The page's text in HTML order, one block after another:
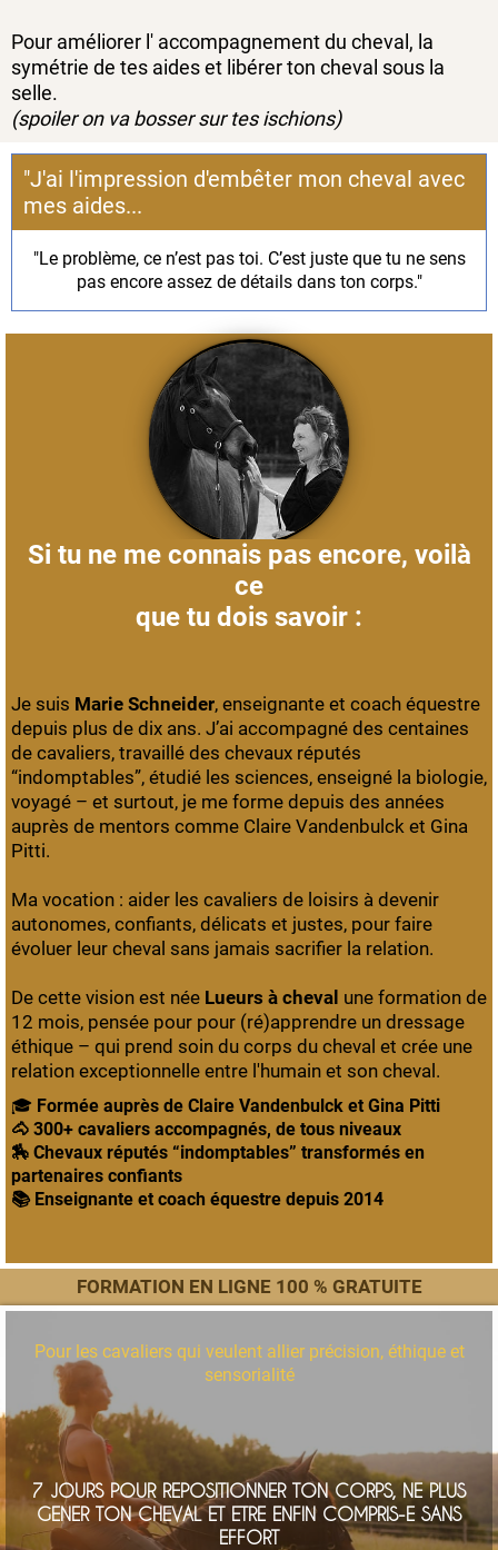
Pour améliorer l' accompagnement du cheval, la
symétrie de tes aides et libérer ton cheval sous la
selle.
(spoiler on va bosser sur tes ischions)
"J'ai l'impression d'embêter mon cheval avec
mes aides...
"Le problème, ce n’est pas toi. C’est juste que tu ne sens
pas encore assez de détails dans ton corps."
Si tu ne me connais pas encore, voilà
ce
que tu dois savoir :
Je suis Marie Schneider, enseignante et coach équestre
depuis plus de dix ans. J’ai accompagné des centaines
de cavaliers, travaillé des chevaux réputés
“indomptables”, étudié les sciences, enseigné la biologie,
voyagé – et surtout, je me forme depuis des années
auprès de mentors comme Claire Vandenbulck et Gina
Pitti.
Ma vocation : aider les cavaliers de loisirs à devenir
autonomes, confiants, délicats et justes, pour faire
évoluer leur cheval sans jamais sacrifier la relation.
De cette vision est née Lueurs à cheval une formation de
12 mois, pensée pour pour (ré)apprendre un dressage
éthique – qui prend soin du corps du cheval et crée une
relation exceptionnelle entre l'humain et son cheval.
🎓 Formée auprès de Claire Vandenbulck et Gina Pitti
🐴 300+ cavaliers accompagnés, de tous niveaux
🏇 Chevaux réputés “indomptables” transformés en
partenaires confiants
📚 Enseignante et coach équestre depuis 2014
FORMATION EN LIGNE 100 % GRATUITE
Pour les cavaliers qui veulent allier précision, éthique et
sensorialité
7 JOURS POUR REPOSITIONNER TON CORPS, NE PLUS
GENER TON CHEVAL ET ETRE ENFIN COMPRIS-E SANS
EFFORT